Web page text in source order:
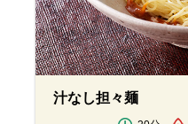
汁なし担々麺